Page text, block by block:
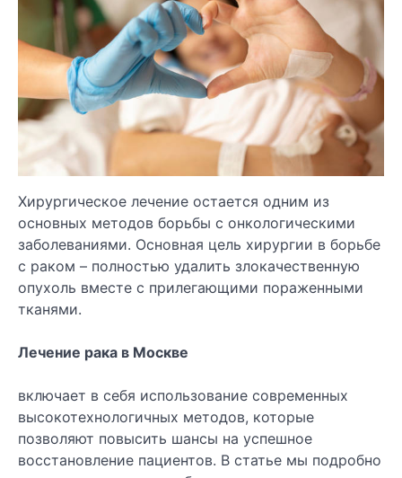
Хирургическое лечение остается одним из
основных методов борьбы с онкологическими
заболеваниями. Основная цель хирургии в борьбе
с раком – полностью удалить злокачественную
опухоль вместе с прилегающими пораженными
тканями.
Лечение рака в Москве
включает в себя использование современных
высокотехнологичных методов, которые
позволяют повысить шансы на успешное
восстановление пациентов. В статье мы подробно